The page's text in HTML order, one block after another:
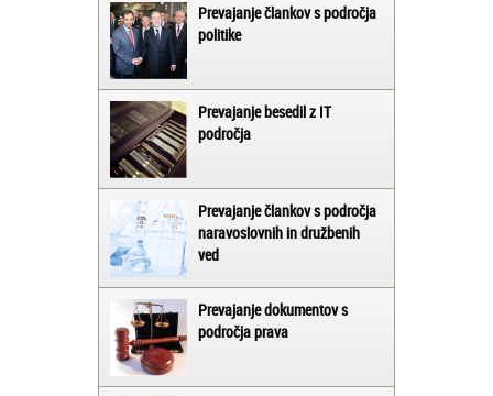
Prevajanje člankov s področja
politike
Prevajanje besedil z IT
področja
Prevajanje člankov s področja
naravoslovnih in družbenih
ved
Prevajanje dokumentov s
področja prava